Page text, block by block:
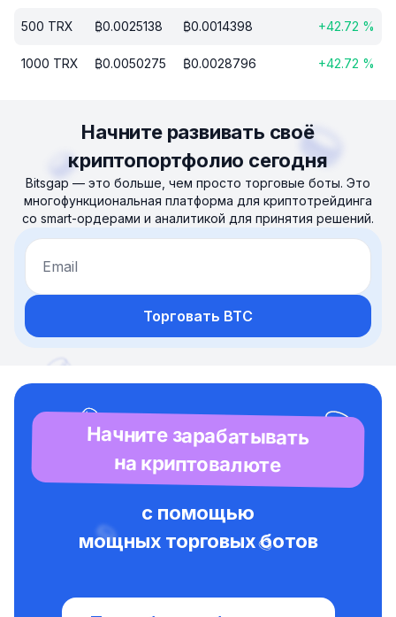
500 TRX ₿0.0025138 ₿0.0014398 +42.72 %
1000 TRX ₿0.0050275 ₿0.0028796 +42.72 %
Начните развивать своё
криптопортфолио сегодня
Bitsgap — это больше, чем просто торговые боты. Это
многофункциональная платформа для криптотрейдинга
со smart-ордерами и аналитикой для принятия решений.
Email
Торговать BTC
Начните зарабатывать
на криптовалюте
с помощью
мощных торговых ботов